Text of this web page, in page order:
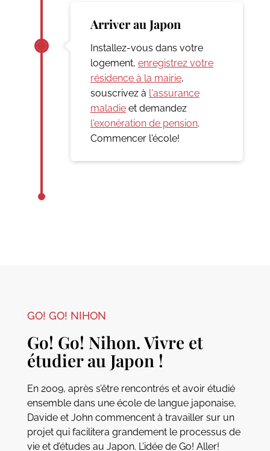
Arriver au Japon
Installez-vous dans votre
logement, enregistrez votre
résidence à la mairie,
souscrivez à l'assurance
maladieet demandez
l'exonération de pension.
Commencer l'école!
GO! GO! NIHON
Go! Go! Nihon. Vivre et
étudier au Japon !
En 2009, après s’être rencontrés et avoir étudié
ensemble dans une école de langue japonaise,
Davide et John commencent à travailler sur un
projet qui facilitera grandement le processus de
vie et d’études au Japon. L’idée de Go! Aller!